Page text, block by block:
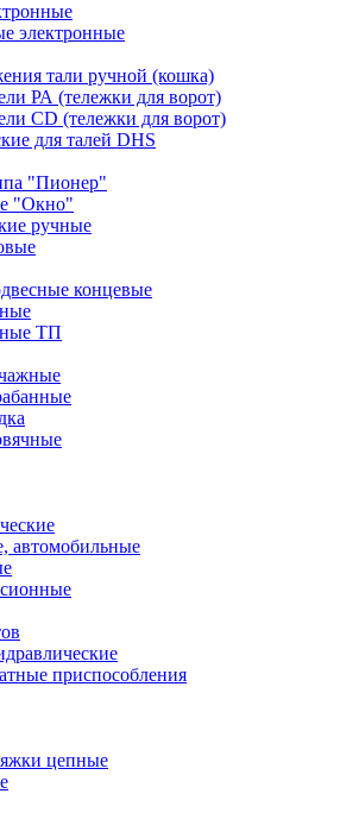
электронные
тали ручной (кошка)
РА (тележки для ворот)
CD (тележки для ворот)
для талей DHS
"Пионер"
"Окно"
ручные
концевые
ТП
автомобильные
приспособления
цепные